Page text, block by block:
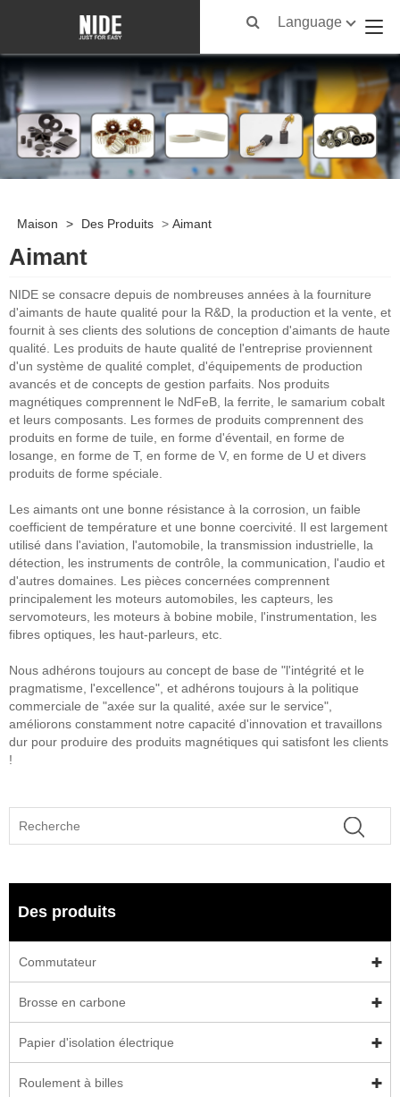
Language
Maison > Des Produits > Aimant
Aimant
NIDE se consacre depuis de nombreuses années à la fourniture
d'aimants de haute qualité pour la R&D, la production et la vente, et
fournit à ses clients des solutions de conception d'aimants de haute
qualité. Les produits de haute qualité de l'entreprise proviennent
d'un système de qualité complet, d'équipements de production
avancés et de concepts de gestion parfaits. Nos produits
magnétiques comprennent le NdFeB, la ferrite, le samarium cobalt
et leurs composants. Les formes de produits comprennent des
produits en forme de tuile, en forme d'éventail, en forme de
losange, en forme de T, en forme de V, en forme de U et divers
produits de forme spéciale.
Les aimants ont une bonne résistance à la corrosion, un faible
coefficient de température et une bonne coercivité. Il est largement
utilisé dans l'aviation, l'automobile, la transmission industrielle, la
détection, les instruments de contrôle, la communication, l'audio et
d'autres domaines. Les pièces concernées comprennent
principalement les moteurs automobiles, les capteurs, les
servomoteurs, les moteurs à bobine mobile, l'instrumentation, les
fibres optiques, les haut-parleurs, etc.
Nous adhérons toujours au concept de base de "l'intégrité et le
pragmatisme, l'excellence", et adhérons toujours à la politique
commerciale de "axée sur la qualité, axée sur le service",
améliorons constamment notre capacité d'innovation et travaillons
dur pour produire des produits magnétiques qui satisfont les clients
!
Des produits
Commutateur
Brosse en carbone
Papier d'isolation électrique
Roulement à billes